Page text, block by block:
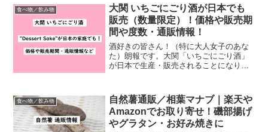
り鍋＠仙台はセリの根っこ付き！仙台名
物のせり鍋はなんと、せり...
食べ物／飲み物
大関 いちごにごり酒が日本でも
販売（数量限定）！価格や販売期
間や度数・通販情報！
酒好きの皆さん！（特に大人女子のあな
た）朗報です。大関「いちごにごり酒」
が日本で生産・販売されることになりま
とがあるであろう、あのピンク色のお酒
です。アメリカで"Des...
食べ物／飲み物
自然薯通販／相葉マナブ｜楽天や
Amazonでお取り寄せ！磯部揚げ
やグラタン・お好み焼きに